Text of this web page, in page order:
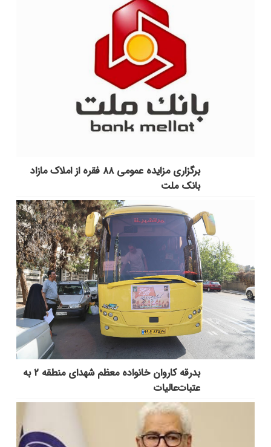
برگزاری مزایده عمومی ۸۸ فقره از املاک مازاد
بانک ملت
بدرقه کاروان خانواده معظم شهدای منطقه ۲ به
عتبات‌عالیات